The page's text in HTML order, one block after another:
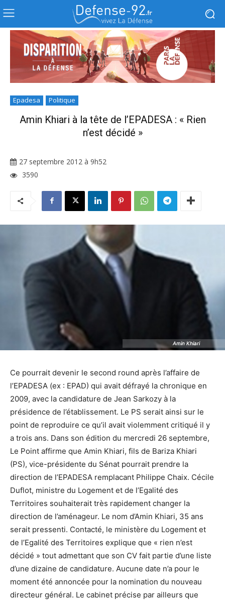
Epadesa Politique
Amin Khiari à la tête de l’EPADESA : « Rien
n’est décidé »
27 septembre 2012 à 9h52
3590
Amin Khiari
Amin Khiari
Ce pourrait devenir le second round après l’affaire de
l’EPADESA (ex : EPAD) qui avait défrayé la chronique en
2009, avec la candidature de Jean Sarkozy à la
présidence de l’établissement. Le PS serait ainsi sur le
point de reproduire ce qu’il avait violemment critiqué il y
a trois ans. Dans son édition du mercredi 26 septembre,
Le Point affirme que Amin Khiari, fils de Bariza Khiari
(PS), vice-présidente du Sénat pourrait prendre la
direction de l’EPADESA remplacant Philippe Chaix. Cécile
Duflot, ministre du Logement et de l’Egalité des
Territoires souhaiterait très rapidement changer la
direction de l’aménageur. Le nom d’Amin Khiari, 35 ans
serait pressenti. Contacté, le ministère du Logement et
de l’Egalité des Territoires explique que « rien n’est
décidé » tout admettant que son CV fait partie d’une liste
d’une dizaine de candidature. Aucune date n’a pour le
moment été annoncée pour la nomination du nouveau
directeur général. Le cabinet précise par ailleurs que